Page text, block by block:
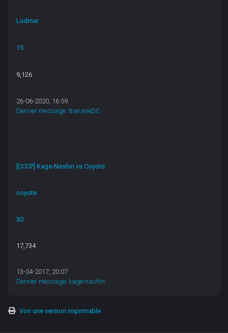
Ludmar
15
9,126
26-06-2020, 16:59
Dernier message: BananeDC
[CCCP] Kage-Nashin vs Coyote
coyote
30
17,734
13-04-2017, 20:07
Dernier message: kage-nashin
Voir une version imprimable